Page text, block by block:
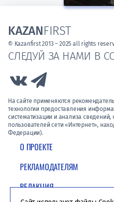
О ПРОЕКТЕ
РЕКЛАМОДАТЕЛЯМ
РЕДАКЦИЯ
СЛЕДУЙ ЗА НАМИ В
Link to Vk
На сайте применяются
технологии предоставления
систематизации и анализа
пользователей сети «Интернет»,
Федерации).
KAZANFIRST
© Kazanfirst 2013 – 2025 all rights